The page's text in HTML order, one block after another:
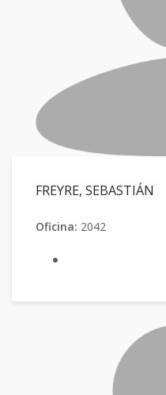
FREYRE, SEBASTIÁN
Oficina: 2042